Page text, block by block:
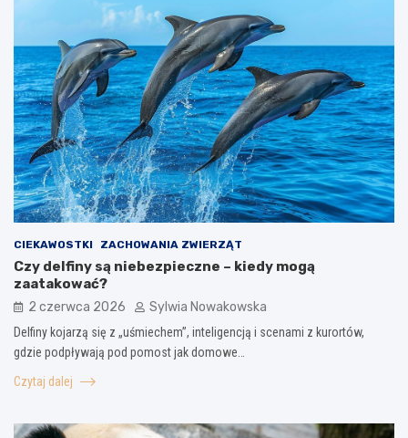
CIEKAWOSTKI ZACHOWANIA ZWIERZĄT
Czy delfiny są niebezpieczne – kiedy mogą
zaatakować?
2 czerwca 2026 Sylwia Nowakowska
Delfiny kojarzą się z „uśmiechem”, inteligencją i scenami z kurortów,
gdzie podpływają pod pomost jak domowe…
Czytaj dalej